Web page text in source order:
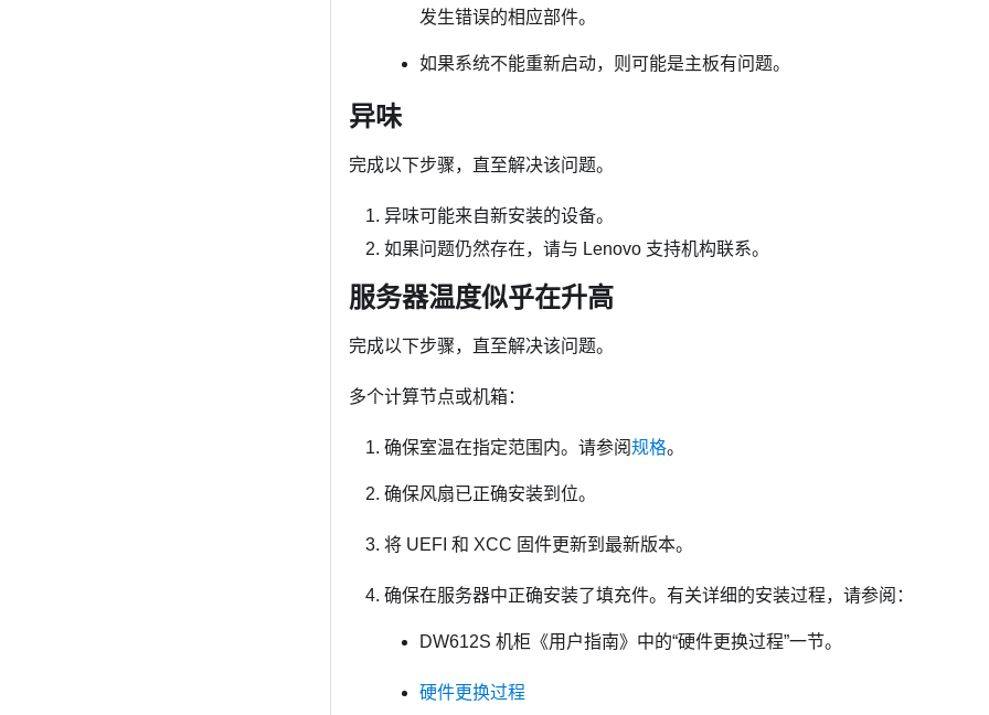
发生错误的相应部件。
如果系统不能重新启动，则可能是主板有问题。
异味
完成以下步骤，直至解决该问题。
异味可能来自新安装的设备。
如果问题仍然存在，请与 Lenovo 支持机构联系。
服务器温度似乎在升高
完成以下步骤，直至解决该问题。
多个计算节点或机箱：
确保室温在指定范围内。请参阅规格。
确保风扇已正确安装到位。
将 UEFI 和 XCC 固件更新到最新版本。
确保在服务器中正确安装了填充件。有关详细的安装过程，请参阅：
DW612S 机柜 《用户指南》中的“硬件更换过程”一节。
硬件更换过程